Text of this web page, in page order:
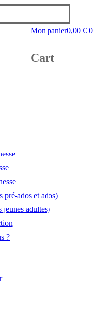
Mon panier0,00 € 0
Cart
pré-ados et ados)
jeunes adultes)
?